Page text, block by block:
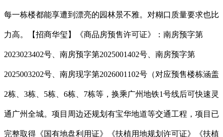
每一栋楼都能享遭到漂亮的园林景不雅。对糊口质量要求也比
力高。【招商华玺】《商品房预售许可证》：南房预字第
2023023402号、南房预字第2025001402号、南房预字第
2025003202号、南房现字第2026001102号（对应预售楼栋涵盖
2栋、3栋、5栋、6栋、7栋等，换乘广州地铁1号线后可快速灵
通广州全城。项目周边还规划有宝华地道等交通工程，项目已
完整取得《国有地盘利用证》《扶植用地规划许可证》《扶植